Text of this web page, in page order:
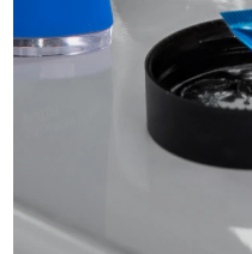
Förenade
Arabemiraten
Uzbekistan